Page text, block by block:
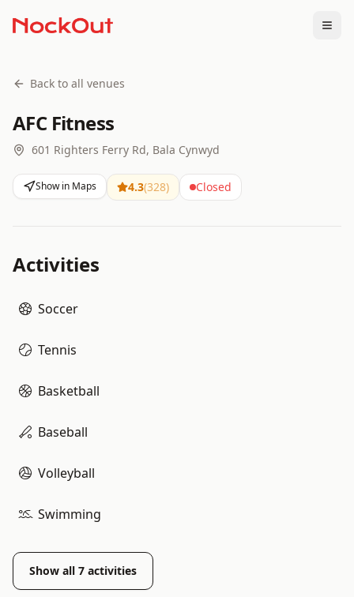
Back to all venues
AFC Fitness
601 Righters Ferry Rd, Bala Cynwyd
Show in Maps 4.3(328) Closed
Activities
Soccer
Tennis
Basketball
Baseball
Volleyball
Swimming
Show all 7 activities